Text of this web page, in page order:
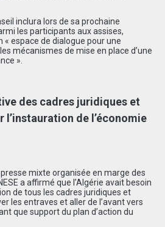
inclura lors de sa prochaine
les participants aux assises,
« espace de dialogue pour une
mécanismes de mise en place d’une
».
des cadres juridiques et
de l’économie
mixte organisée en marge des
a affirmé que l’Algérie avait besoin
de tous les cadres juridiques et
les entraves et aller de l’avant vers
que support du plan d’action du